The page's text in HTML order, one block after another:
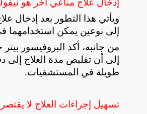
ويأتي هذا التطور بعد إدخال
إلى نوعين يمكن استخدامهما في نحو 30 نوعًا مختلفًا
من جانبه، أكد البروفيسور
إلى أن تقليص مدة العلاج إلى
طويلة في المستشفيات.
تسهيل إجراءات العلاج لا